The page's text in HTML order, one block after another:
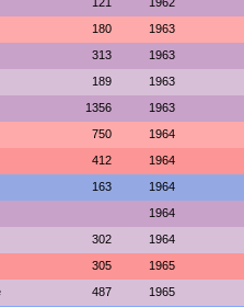
180 1963
313 1963
189 1963
1356 1963
750 1964
412 1964
163 1964
1964
302 1964
305 1965
487 1965